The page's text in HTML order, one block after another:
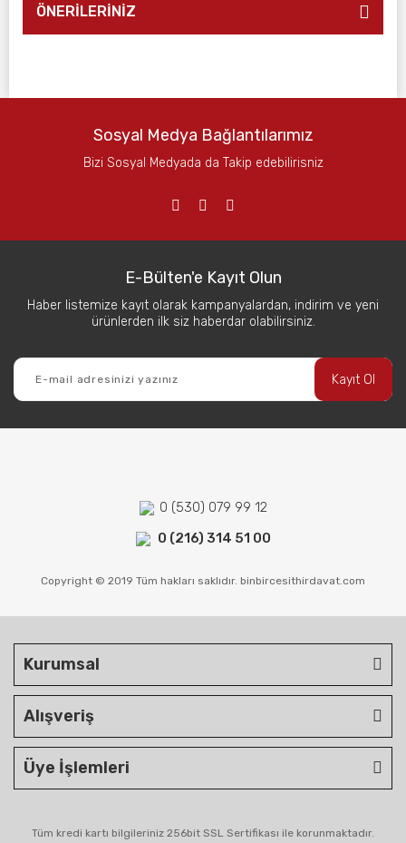
ÖNERİLERİNİZ
Sosyal Medya Bağlantılarımız
Bizi Sosyal Medyada da Takip edebilirisniz
E-Bülten'e Kayıt Olun
Haber listemize kayıt olarak kampanyalardan, indirim ve yeni
ürünlerden ilk siz haberdar olabilirsiniz.
Kayıt Ol
0 (530) 079 99 12
0 (216) 314 51 00
Copyright © 2019 Tüm hakları saklıdır. binbircesithirdavat.com
Kurumsal
Alışveriş
Üye İşlemleri
Tüm kredi kartı bilgileriniz 256bit SSL Sertifikası ile korunmaktadır.